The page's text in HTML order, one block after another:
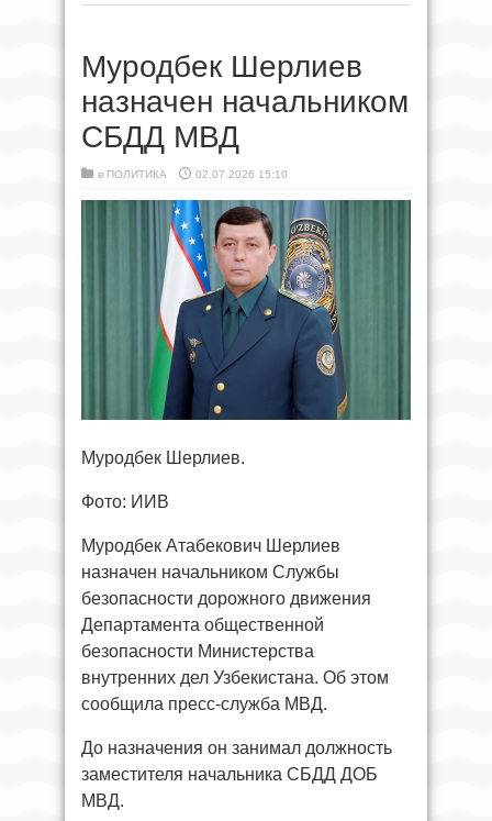
Муродбек Шерлиев
назначен начальником
СБДД МВД
в ПОЛИТИКА 02.07.2026 15:10
Муродбек Шерлиев.
Фото: ИИВ
Муродбек Атабекович Шерлиев
назначен начальником Службы
безопасности дорожного движения
Департамента общественной
безопасности Министерства
внутренних дел Узбекистана. Об этом
сообщила пресс-служба МВД.
До назначения он занимал должность
заместителя начальника СБДД ДОБ
МВД.